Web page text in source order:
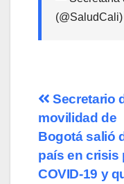
(@SaludCali)
de
Secretario
movilidad de
Bogotá salió
país en crisis
COVID-19 y